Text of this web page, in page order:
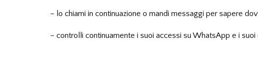
– lo chiami in continuazione o mandi messaggi per sapere
– controlli continuamente i suoi accessi su WhatsApp e i